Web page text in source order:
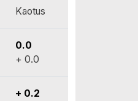
Kaotus
0.0
+ 0.0
+ 0.2